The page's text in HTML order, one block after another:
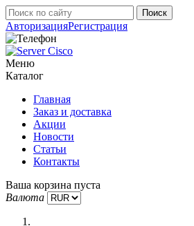
АвторизацияРегистрация
Меню
Каталог
Главная
Заказ и доставка
Акции
Новости
Статьи
Контакты
Ваша корзина пуста
Валюта